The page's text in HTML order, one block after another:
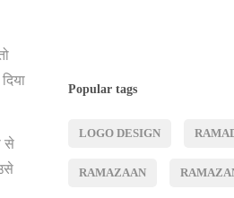
से
Popular tags
LOGO DESIGN
RAMAZAAN